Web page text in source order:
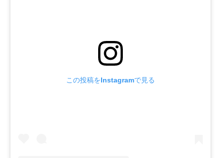
この投稿をInstagramで見る